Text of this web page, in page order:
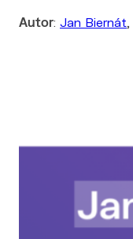
Autor: Jan Biernát